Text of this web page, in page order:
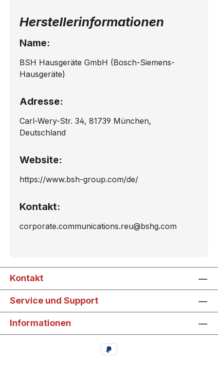
Herstellerinformationen
Name:
BSH Hausgeräte GmbH (Bosch-Siemens-
Hausgeräte)
Adresse:
Carl-Wery-Str. 34, 81739 München,
Deutschland
Website:
https://www.bsh-group.com/de/
Kontakt:
corporate.communications.reu@bshg.com
Kontakt
Service und Support
Informationen